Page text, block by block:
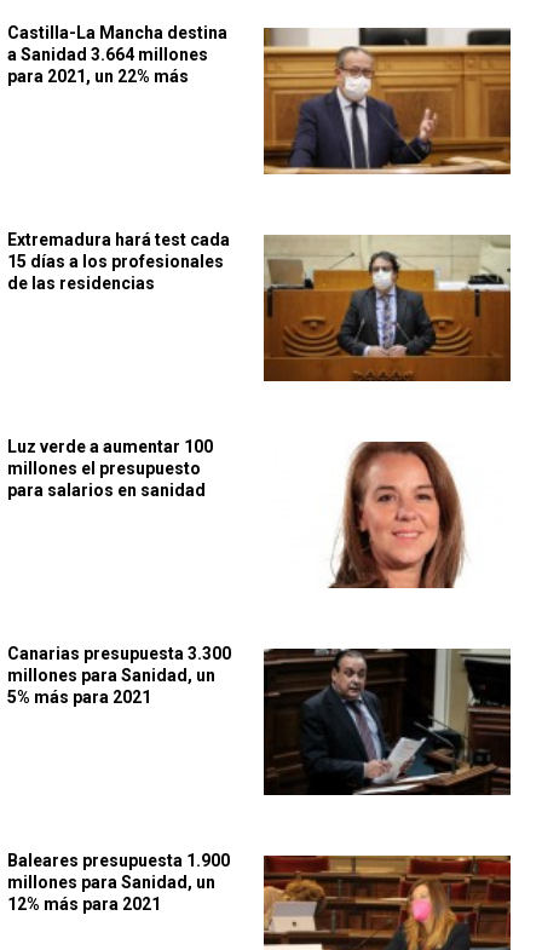
Castilla-La Mancha destina
a Sanidad 3.664 millones
para 2021, un 22% más
Extremadura hará test cada
15 días a los profesionales
de las residencias
Luz verde a aumentar 100
millones el presupuesto
para salarios en sanidad
Canarias presupuesta 3.300
millones para Sanidad, un
5% más para 2021
Baleares presupuesta 1.900
millones para Sanidad, un
12% más para 2021